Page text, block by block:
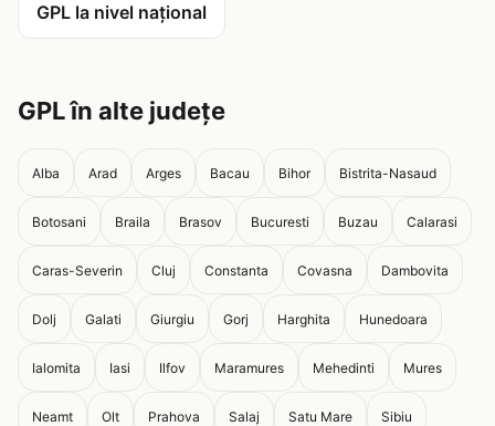
GPL la nivel național
GPL în alte județe
Alba Arad Arges Bacau Bihor Bistrita-Nasaud
Botosani Braila Brasov Bucuresti Buzau Calarasi
Caras-Severin Cluj Constanta Covasna Dambovita
Dolj Galati Giurgiu Gorj Harghita Hunedoara
Ialomita Iasi Ilfov Maramures Mehedinti Mures
Neamt Olt Prahova Salaj Satu Mare Sibiu